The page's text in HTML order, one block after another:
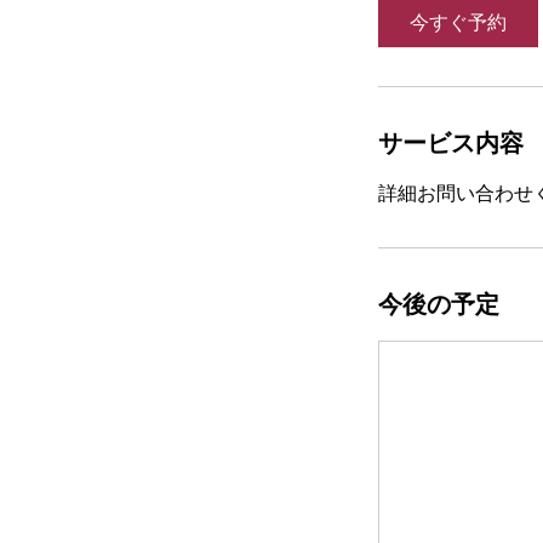
今すぐ予約
サービス内容
詳細お問い合わせ
今後の予定